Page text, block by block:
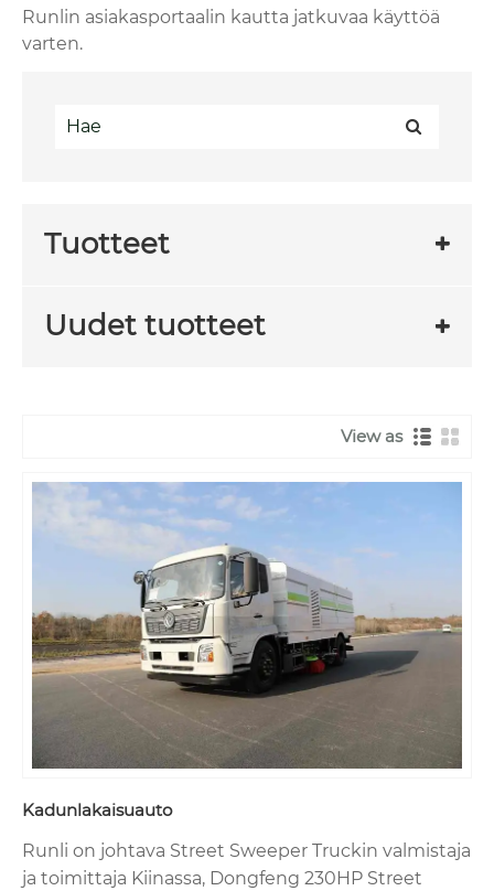
Runlin asiakasportaalin kautta jatkuvaa käyttöä
varten.
Tuotteet
Uudet tuotteet
View as
Kadunlakaisuauto
Runli on johtava Street Sweeper Truckin valmistaja
ja toimittaja Kiinassa, Dongfeng 230HP Street